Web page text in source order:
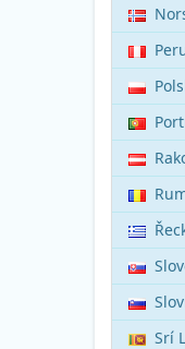
Srí